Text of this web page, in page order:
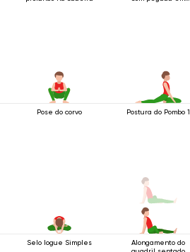
Pose do corvo Postura do Pombo 1
Selo Iogue Simples
Alongamento do